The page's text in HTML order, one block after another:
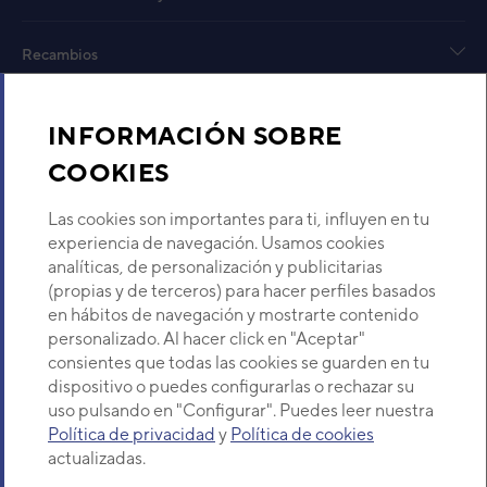
INFORMACIÓN SOBRE
COOKIES
Las cookies son importantes para ti, influyen en tu
experiencia de navegación. Usamos cookies
analíticas, de personalización y publicitarias
(propias y de terceros) para hacer perfiles basados
en hábitos de navegación y mostrarte contenido
personalizado. Al hacer click en "Aceptar"
consientes que todas las cookies se guarden en tu
dispositivo o puedes configurarlas o rechazar su
uso pulsando en "Configurar". Puedes leer nuestra
Política de privacidad y Política de cookies
actualizadas.
Los productos de la serie KV de suelo de Fuji Electric
disponen de un elegante diseño, que permite su
adaptación a diferentes tipos de salas.
El amplio caudal de aire del que disponen los productos
de la serie permite climatizar una sala de manera
adecuada y confortable.
Asimismo, los modelos permiten una instalación
flexible y sencilla gracias a que se pueden instalar en
diferentes ubicaciones como el suelo, colgados en la
Recambios
Descubre Eurofred
Dónde Estamos
¿Buscas un servicio técnico?
Selecciona provincia